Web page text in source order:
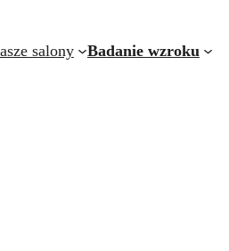
salony Badanie wzroku